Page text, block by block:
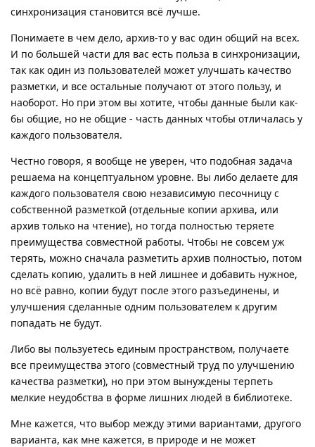
синхронизация становится всё лучше.
Понимаете в чем дело, архив-то у вас один общий на всех.
И по большей части для вас есть польза в синхронизации,
так как один из пользователей может улучшать качество
разметки, и все остальные получают от этого пользу, и
наоборот. Но при этом вы хотите, чтобы данные были как-
бы общие, но не общие - часть данных чтобы отличалась у
каждого пользователя.
Честно говоря, я вообще не уверен, что подобная задача
решаема на концептуальном уровне. Вы либо делаете для
каждого пользователя свою независимую песочницу с
собственной разметкой (отдельные копии архива, или
архив только на чтение), но тогда полностью теряете
преимущества совместной работы. Чтобы не совсем уж
терять, можно сначала разметить архив полностью, потом
сделать копию, удалить в ней лишнее и добавить нужное,
но всё равно, копии будут после этого разъединены, и
улучшения сделанные одним пользователем к другим
попадать не будут.
Либо вы пользуетесь единым пространством, получаете
все преимущества этого (совместный труд по улучшению
качества разметки), но при этом вынуждены терпеть
мелкие неудобства в форме лишних людей в библиотеке.
Мне кажется, что выбор между этими вариантами, другого
варианта, как мне кажется, в природе и не может